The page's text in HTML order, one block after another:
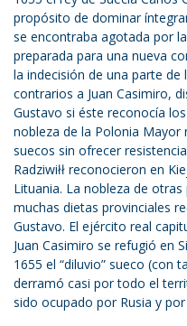
propósito de dominar
se encontraba agotada por
preparada para una nueva
la indecisión de una parte
contrarios a Juan Casimiro,
Gustavo si éste reconocía
nobleza de la Polonia Mayor
suecos sin ofrecer
Radziwiłł reconocieron en
Lituania. La nobleza de
muchas dietas provinciales
Gustavo. El ejército real
Juan Casimiro se refugió en
1655 el “diluvio” sueco (con
derramó casi por todo el
sido ocupado por Rusia y